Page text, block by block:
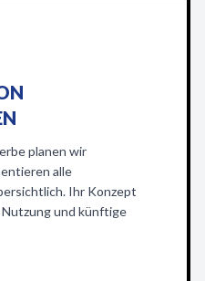
planen wir
alle
Ihr Konzept
und künftige